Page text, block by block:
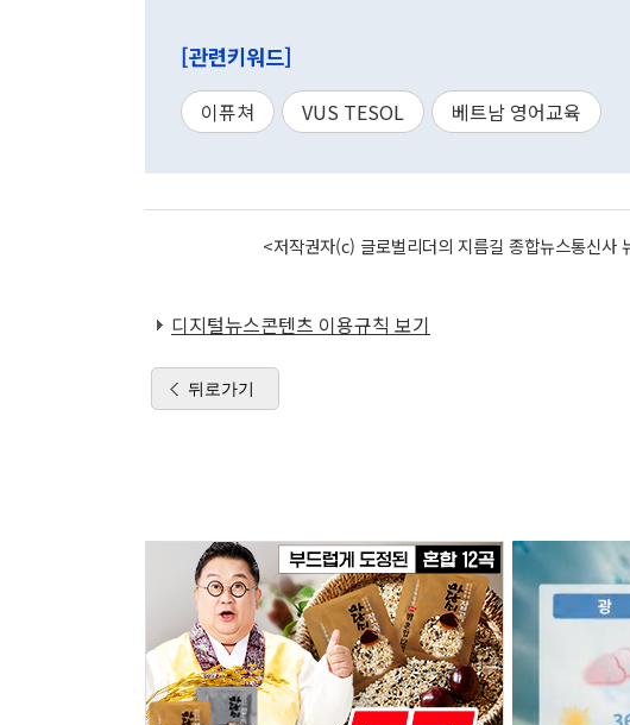
[관련키워드]
이퓨쳐 VUS TESOL 베트남 영어교육
<저작권자(c) 글로벌리더의 지름길 종합뉴스통신
디지털뉴스콘텐츠 이용규칙 보기
뒤로가기